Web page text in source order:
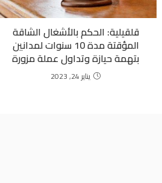
قلقيلية: الحكم بالأشغال الشاقة
المؤقتة مدة 10 سنوات لمدانين
بتهمة حيازة وتداول عملة مزورة
يناير 24, 2023